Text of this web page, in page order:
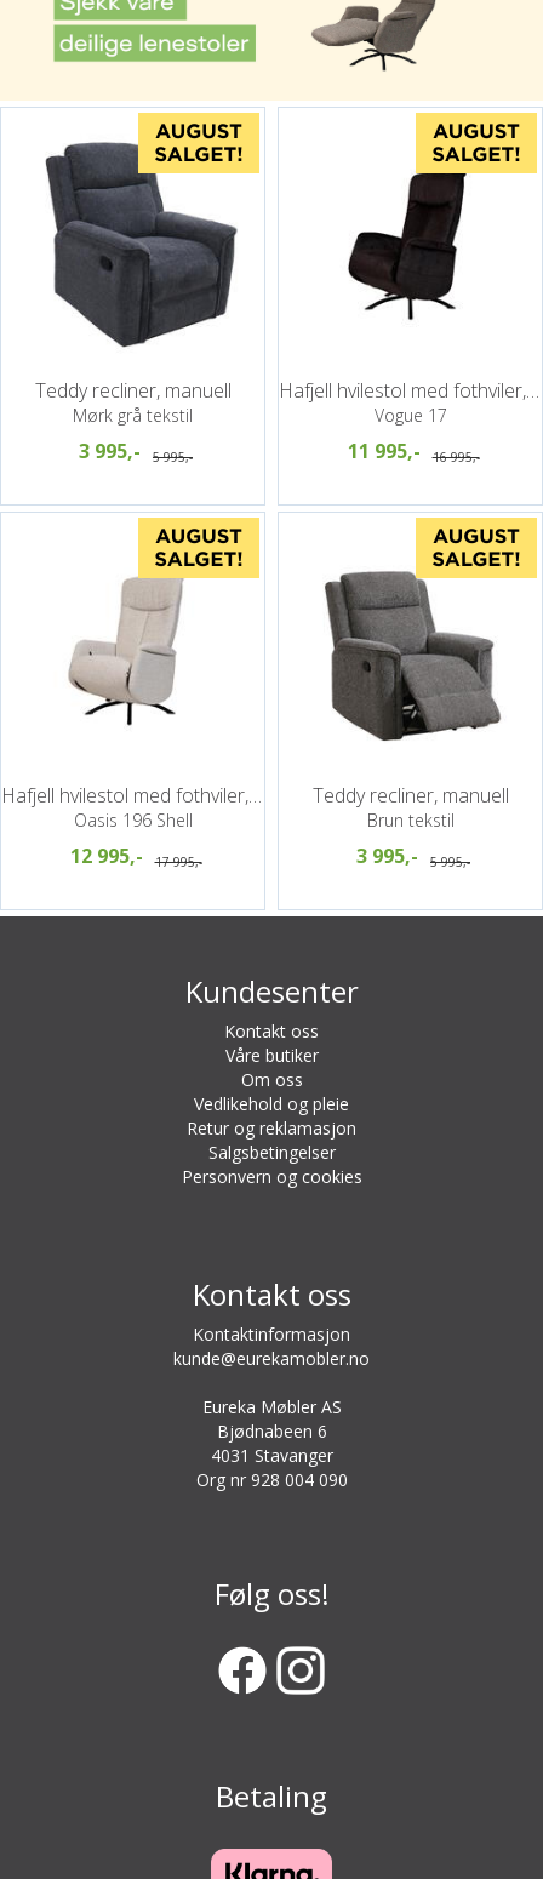
Teddy recliner, manuell
Mørk grå tekstil
3 995,- 5 995,-
Hafjell hvilestol med fothviler, PG4
Vogue 17
11 995,- 16 995,-
Hafjell hvilestol med fothviler, PG6
Oasis 196 Shell
12 995,- 17 995,-
Teddy recliner, manuell
Brun tekstil
3 995,- 5 995,-
Kundesenter
Kontakt oss
Våre butiker
Om oss
Vedlikehold og pleie
Retur og reklamasjon
Salgsbetingelser
Personvern og cookies
Kontakt oss
Kontaktinformasjon
kunde@eurekamobler.no
Eureka Møbler AS
Bjødnabeen 6
4031 Stavanger
Org nr 928 004 090
Følg oss!
Betaling